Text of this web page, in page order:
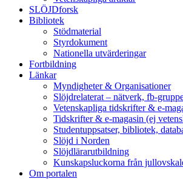
SLÖJDforsk
Bibliotek
Stödmaterial
Styrdokument
Nationella utvärderingar
Fortbildning
Länkar
Myndigheter & Organisationer
Slöjdrelaterat – nätverk, fb-
Vetenskapliga tidskrifter & e-
Tidskrifter & e-magasin (ej
Studentuppsatser, bibliotek,
Slöjd i Norden
Slöjdlärarutbildning
Kunskapsluckorna från
Om portalen